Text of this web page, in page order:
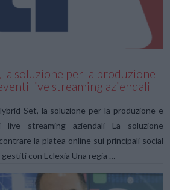
la soluzione per la produzione
live streaming aziendali
Set, la soluzione per la produzione e
streaming aziendali La soluzione
la platea online sui principali social
con Eclexia Una regia …